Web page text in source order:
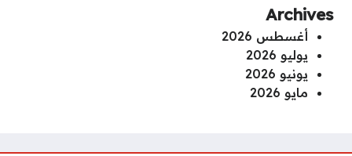
Archives
أغسطس 2026
يوليو 2026
يونيو 2026
مايو 2026